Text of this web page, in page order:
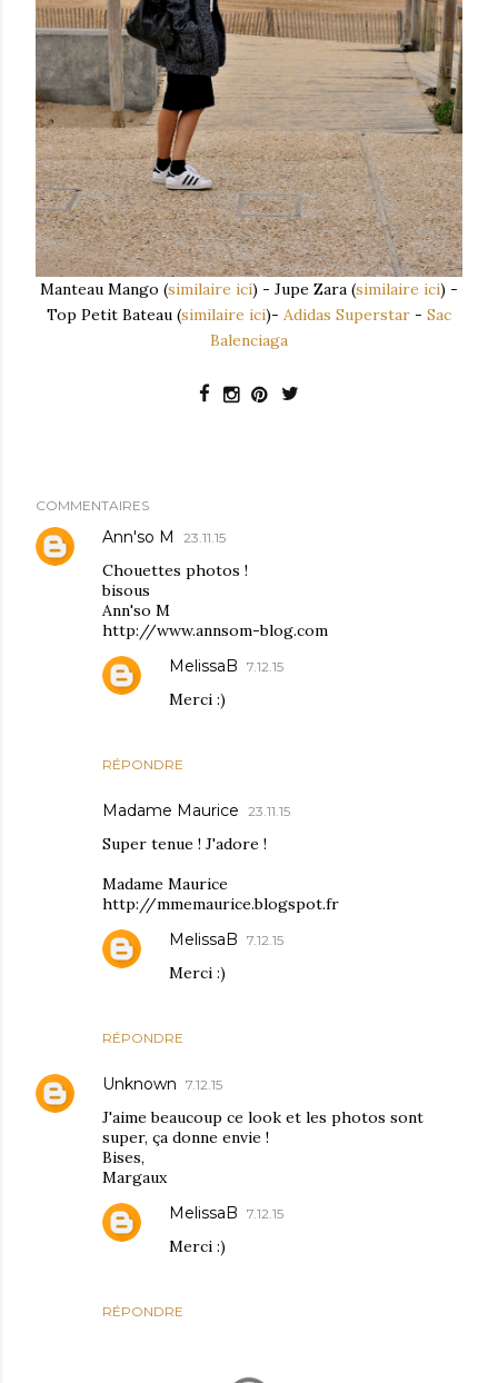
Manteau Mango (similaire ici) - Jupe Zara (similaire ici) -
Top Petit Bateau (similaire ici)- Adidas Superstar - Sac
Balenciaga
COMMENTAIRES
Ann'so M 23.11.15
Chouettes photos !
bisous
Ann'so M
http://www.annsom-blog.com
RÉPONDRE
MelissaB 7.12.15
Merci :)
Madame Maurice 23.11.15
Super tenue ! J'adore !
Madame Maurice
http://mmemaurice.blogspot.fr
RÉPONDRE
MelissaB 7.12.15
Merci :)
Unknown 7.12.15
J'aime beaucoup ce look et les photos sont
super, ça donne envie !
Bises,
Margaux
RÉPONDRE
MelissaB 7.12.15
Merci :)